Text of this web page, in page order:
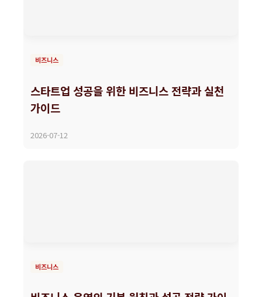
비즈니스
스타트업 성공을 위한 비즈니스 전략과 실천
가이드
2026-07-12
비즈니스